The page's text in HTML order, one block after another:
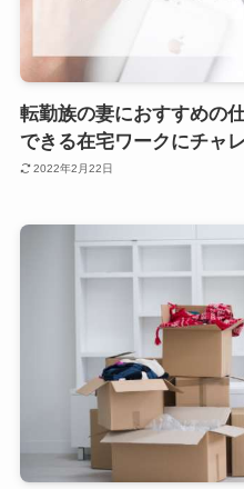
転勤族の妻におすすめの
できる在宅ワークにチャ
2022年2月22日